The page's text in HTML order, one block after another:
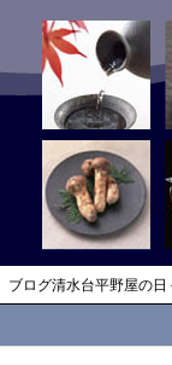
ブログ清水台平野屋の日